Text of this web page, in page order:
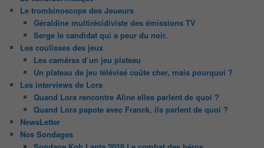
Le trombinoscope des Joueurs
Géraldine multirécidiviste des émissions TV
Serge le candidat qui a peur du noir.
Les coulisses des jeux
Les caméras d’un jeu plateau
Un plateau de jeu télévisé coûte cher, mais pourquoi ?
Les interviews de Lora
Quand Lora rencontre Aline elles parlent de quoi ?
Quand Lora papote avec Franck, ils parlent de quoi ?
NewsLetter
Nos Sondages